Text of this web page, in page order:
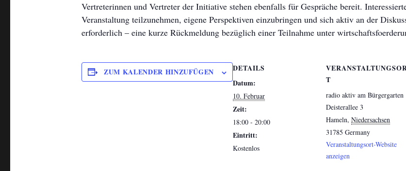
Vertreterinnen und Vertreter der Initiative stehen ebenfalls für Gespräche bereit.
Veranstaltung teilzunehmen, eigene Perspektiven einzubringen und sich aktiv an der
erforderlich – eine kurze Rückmeldung bezüglich einer Teilnahme unter
ZUM KALENDER HINZUFÜGEN
DETAILS
Datum:
10. Februar
Zeit:
18:00 - 20:00
Eintritt:
Kostenlos
T
radio aktiv am Bürgergarten
Deisterallee 3
Hameln, Niedersachsen
31785 Germany
Veranstaltungsort-Website
anzeigen